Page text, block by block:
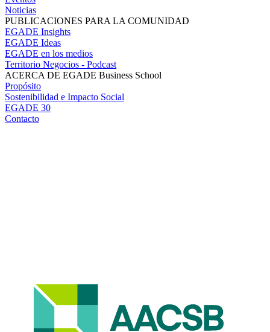
Noticias
PUBLICACIONES PARA LA COMUNIDAD
EGADE Insights
EGADE Ideas
EGADE en los medios
Territorio Negocios - Podcast
ACERCA DE EGADE Business School
Propósito
Sostenibilidad e Impacto Social
EGADE 30
Contacto